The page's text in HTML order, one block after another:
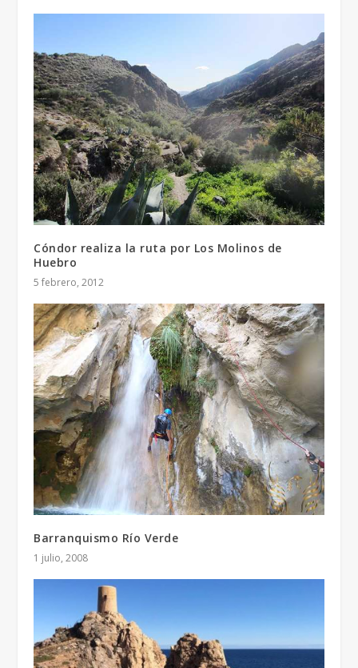
Cóndor realiza la ruta por Los Molinos de
Huebro
5 febrero, 2012
Barranquismo Río Verde
1 julio, 2008